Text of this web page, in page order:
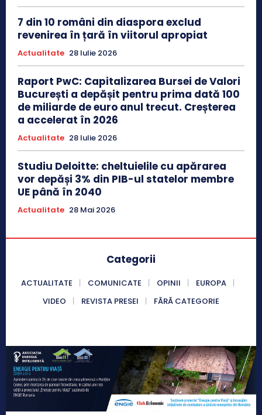
7 din 10 români din diaspora exclud
revenirea în țară în viitorul apropiat
Actualitate 28 Iulie 2026
Raport PwC: Capitalizarea Bursei de Valori
București a depășit pentru prima dată 100
de miliarde de euro anul trecut. Creșterea
a accelerat în 2026
Actualitate 28 Iulie 2026
Studiu Deloitte: cheltuielile cu apărarea
vor depăși 3% din PIB-ul statelor membre
UE până în 2040
Actualitate 28 Mai 2026
Categorii
ACTUALITATE COMUNICATE OPINII
EUROPA
VIDEO
REVISTA PRESEI FĂRĂ CATEGORIE